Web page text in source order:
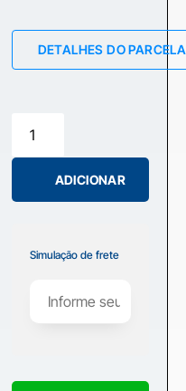
DETALHES DO
ADICIONAR
Simulação de frete